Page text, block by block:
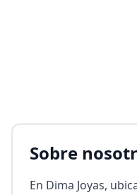
Sobre
En Dima Joyas,